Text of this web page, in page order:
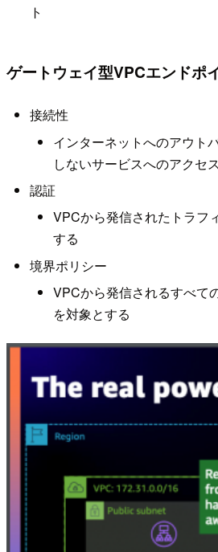
ト
ゲートウェイ型VPCエンドポ
接続性
インターネットへのアウト
しないサービスへのアクセス
認証
VPCから発信されたトラフ
する
境界ポリシー
VPCから発信されるすべて
を対象とする